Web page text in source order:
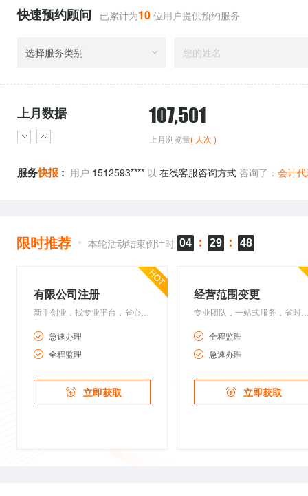
快速预约顾问 已累计为10 位用户提供预约服务
选择服务类别
上月数据 107,501
上月浏览量( 人次 )
服务快报 :
以在线客服咨询方式
用户 1512593**** 以 在线客服咨询方式 咨询了： 会计
限时推荐 本轮活动结束倒计时 04 29 47
有限公司注册
急速办理
全程监理
立即获取
经营范围变更
全程监理
急速办理
立即获取